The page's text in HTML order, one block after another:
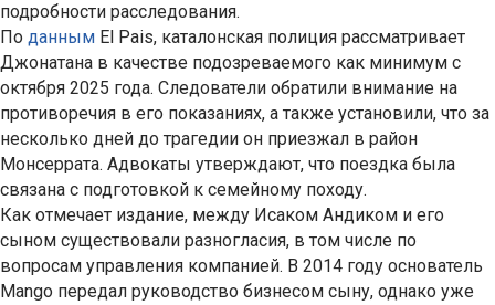
подробности расследования.
По данным El Pais, каталонская полиция рассматривает
Джонатана в качестве подозреваемого как минимум с
октября 2025 года. Следователи обратили внимание на
противоречия в его показаниях, а также установили, что за
несколько дней до трагедии он приезжал в район
Монсеррата. Адвокаты утверждают, что поездка была
связана с подготовкой к семейному походу.
Как отмечает издание, между Исаком Андиком и его
сыном существовали разногласия, в том числе по
вопросам управления компанией. В 2014 году основатель
Mango передал руководство бизнесом сыну, однако уже